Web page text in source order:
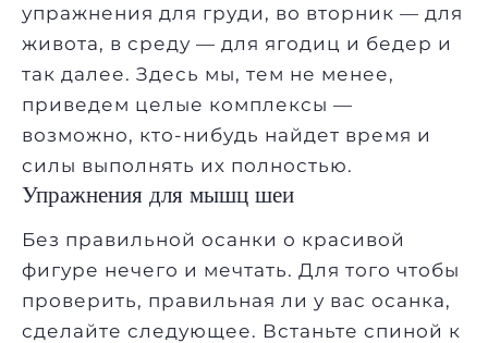
упражнения для груди, во вторник — для
живота, в среду — для ягодиц и бедер и
так далее. Здесь мы, тем не менее,
приведем целые комплексы —
возможно, кто-нибудь найдет время и
силы выполнять их полностью.
Упражнения для мышц шеи
Без правильной осанки о красивой
фигуре нечего и мечтать. Для того чтобы
проверить, правильная ли у вас осанка,
сделайте следующее. Встаньте спиной к